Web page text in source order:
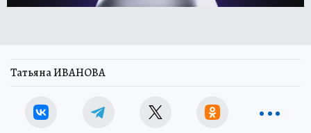
Татьяна ИВАНОВА